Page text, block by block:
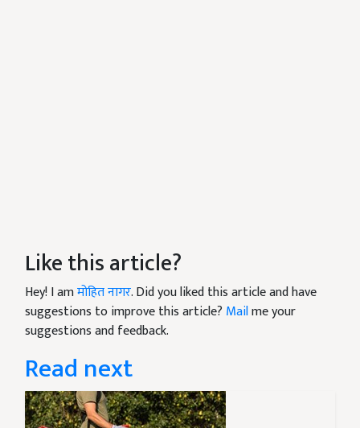
Like this article?
Hey! I amमोहित नागर. Did you liked this article and have
suggestions to improve this article? Mailme your
suggestions and feedback.
Read next